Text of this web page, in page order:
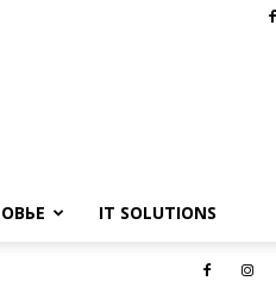
IT SOLUTIONS